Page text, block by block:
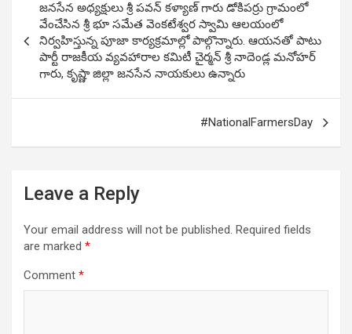
navigation
జనసేన అధ్యక్షులు శ్రీ పవన్ కళ్యాణ్ గారు డోకిపర్రు గ్రామంలో
వేంచేసిన శ్రీ భూ సమేత వెంకటేశ్వర స్వామి ఆలయంలో
నిర్వహిస్తున్న పూజా కార్యక్రమాల్లో పాల్గొన్నారు. ఆయనతో పాటు
పార్టీ రాజకీయ వ్యవహారాల కమిటీ చైర్మన్ శ్రీ నాదెండ్ల మనోహర్
గారు, కృష్ణా జిల్లా జనసేన నాయకులు ఉన్నారు
#NationalFarmersDay
Leave a Reply
Your email address will not be published. Required fields
are marked *
Comment *